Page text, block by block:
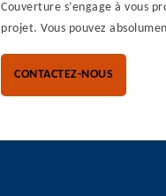
Couverture s’engage à vous
projet. Vous pouvez
CONTACTEZ-NOUS